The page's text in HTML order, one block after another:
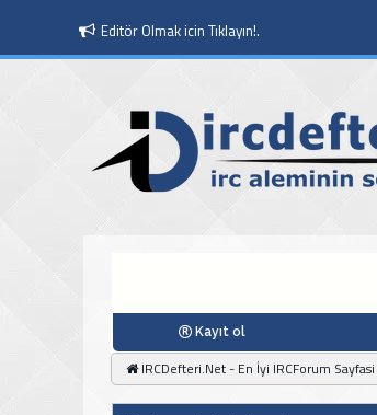
Editör Olmak icin Tıklayın!.
Kayıt ol
IRCDefteri.Net - En İyi IRCForum Sayfasi